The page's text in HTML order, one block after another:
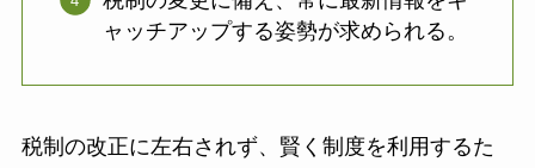
ャッチアップする姿勢が求められる。
税制の改正に左右されず、賢く制度を利用するた